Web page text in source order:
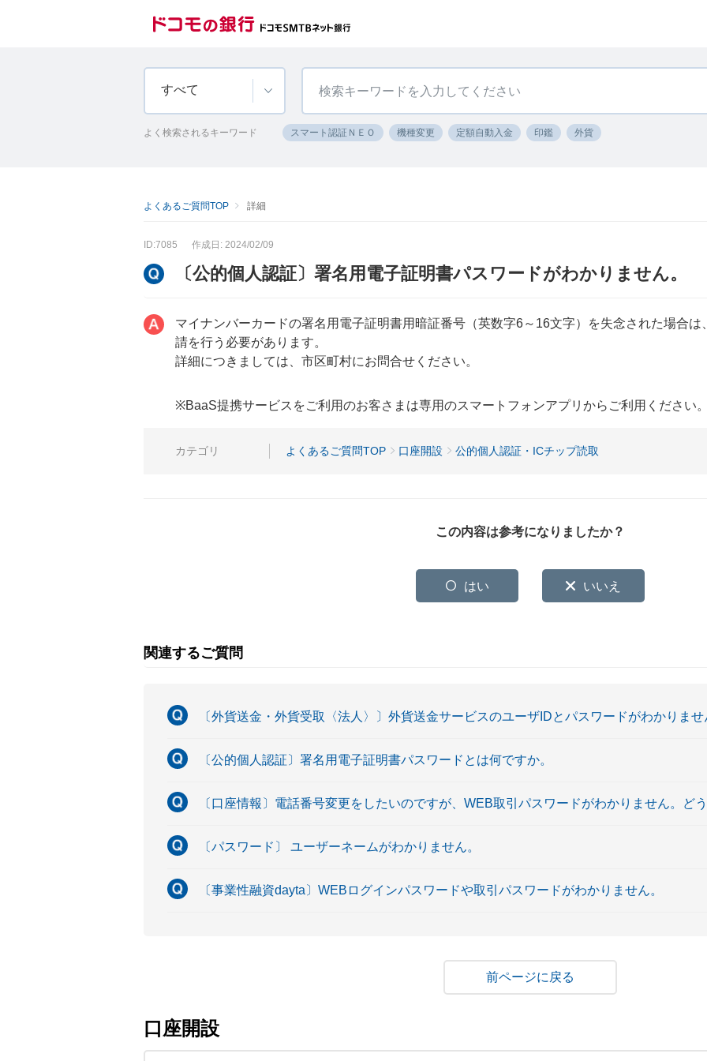
すべて
よく検索されるキーワード スマート認証ＮＥＯ 機種変更 定額自動入金 印鑑 外貨
よくあるご質問TOP 詳細
ID:7085 作成日: 2024/02/09
〔公的個人認証〕署名用電子証明書パスワードがわかりません。
マイナンバーカードの署名用電子証明書用暗証番号（英数字6～16文字）を失念された場合
請を行う必要があります。
詳細につきましては、市区町村にお問合せください。
※BaaS提携サービスをご利用のお客さまは専用のスマートフォンアプリからご利用ください
カテゴリ よくあるご質問TOP 口座開設 公的個人認証・ICチップ読取
この内容は参考になりましたか？
はい いいえ
関連するご質問
〔外貨送金・外貨受取〈法人〉〕外貨送金サービスのユーザIDとパスワードがわかりませ
〔公的個人認証〕署名用電子証明書パスワードとは何ですか。
〔口座情報〕電話番号変更をしたいのですが、WEB取引パスワードがわかりません。ど
〔パスワード〕 ユーザーネームがわかりません。
〔事業性融資dayta〕WEBログインパスワードや取引パスワードがわかりません。
戻る
口座開設